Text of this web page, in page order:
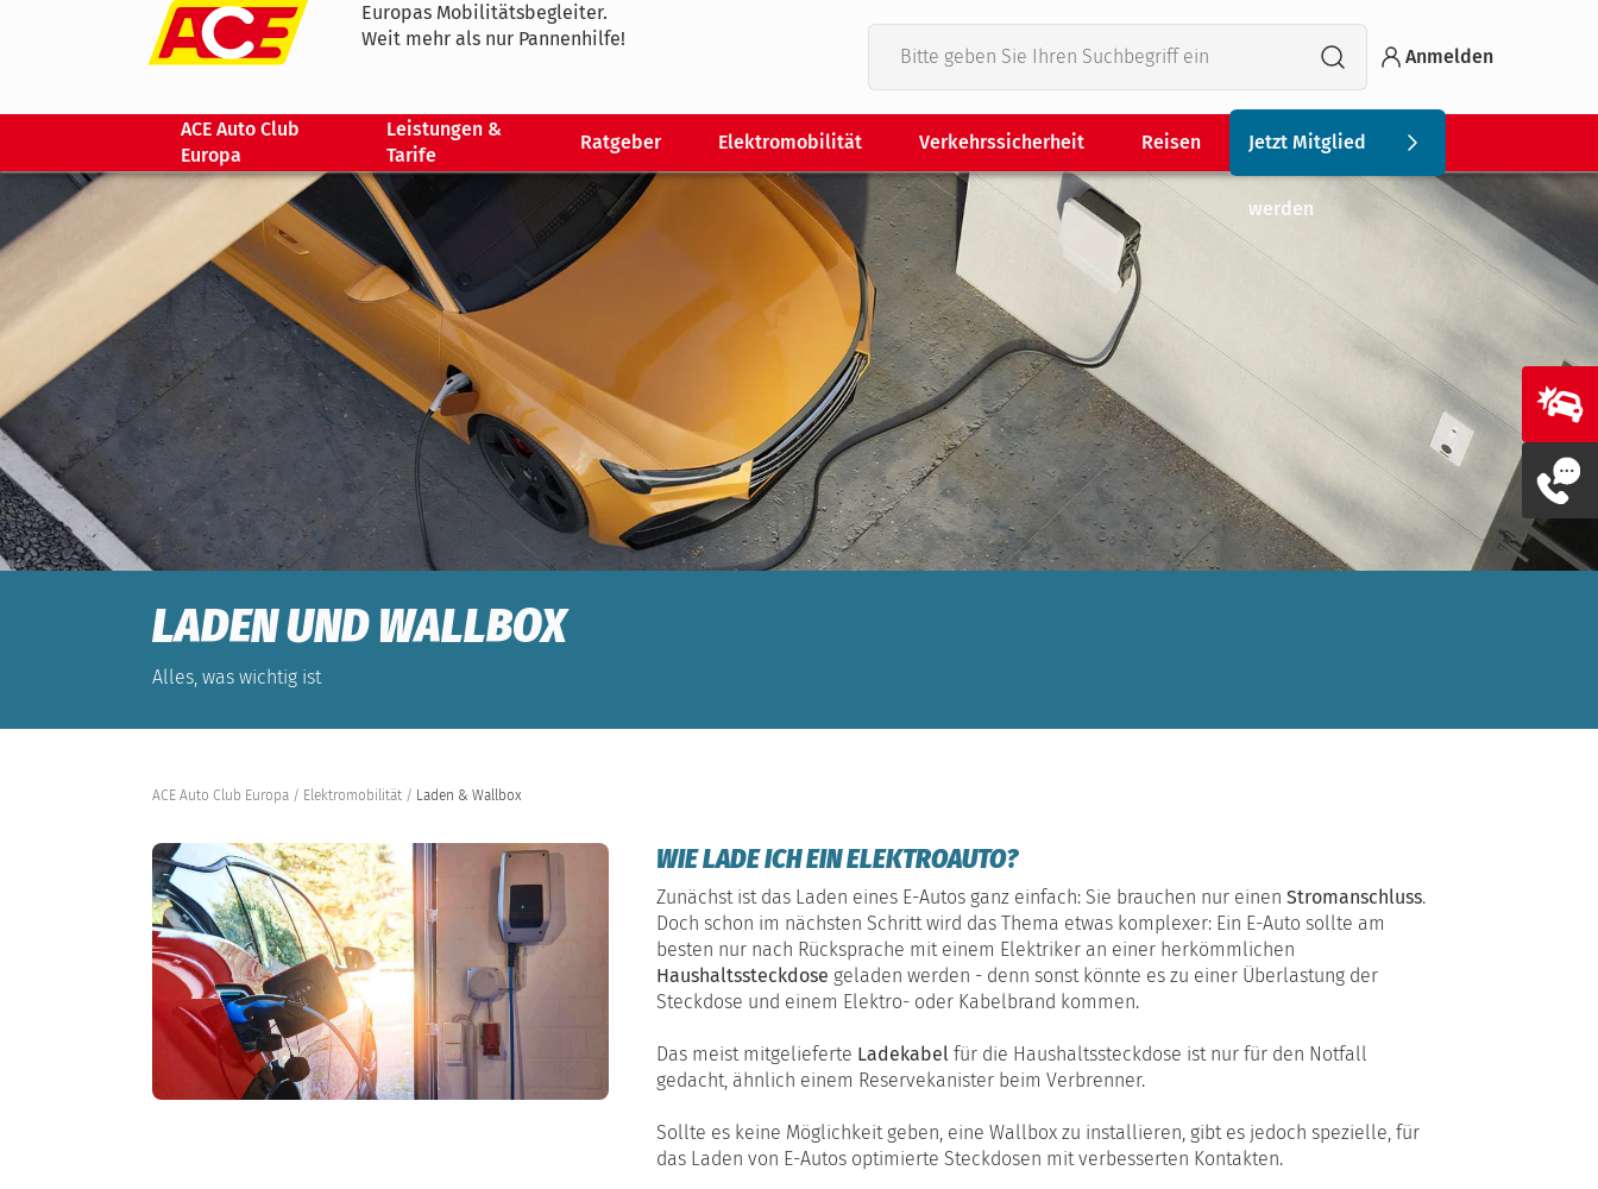
Europas Mobilitätsbegleiter.
Weit mehr als nur Pannenhilfe!
Anmelden
ACE Auto Club
Europa
Leistungen &
Tarife
Ratgeber Elektromobilität Verkehrssicherheit Reisen Jetzt Mitglied
werden
LADEN UND WALLBOX
Alles, was wichtig ist
ACE Auto Club Europa Elektromobilität Laden & Wallbox
WIE LADE ICH EIN ELEKTROAUTO?
Zunächst ist das Laden eines E-Autos ganz einfach: Sie brauchen nur einen Stromanschluss.
Doch schon im nächsten Schritt wird das Thema etwas komplexer: Ein E-Auto sollte am
besten nur nach Rücksprache mit einem Elektriker an einer herkömmlichen
Haushaltssteckdose geladen werden - denn sonst könnte es zu einer Überlastung der
Steckdose und einem Elektro- oder Kabelbrand kommen.
Das meist mitgelieferte Ladekabel für die Haushaltssteckdose ist nur für den Notfall
gedacht, ähnlich einem Reservekanister beim Verbrenner.
Sollte es keine Möglichkeit geben, eine Wallbox zu installieren, gibt es jedoch spezielle, für
das Laden von E-Autos optimierte Steckdosen mit verbesserten Kontakten.